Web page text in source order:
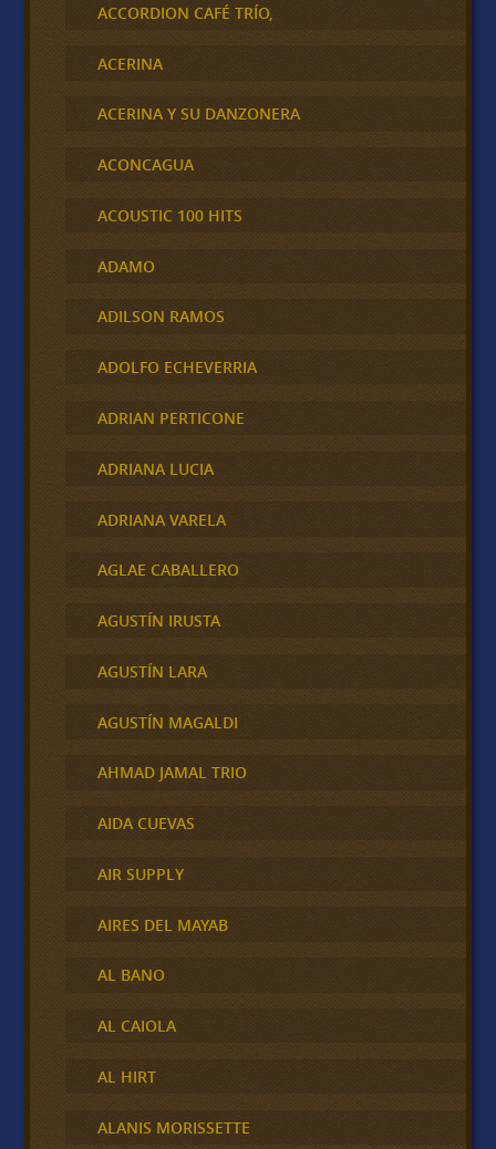
ACCORDION CAFÉ TRÍO,
ACERINA
ACERINA Y SU DANZONERA
ACONCAGUA
ACOUSTIC 100 HITS
ADAMO
ADILSON RAMOS
ADOLFO ECHEVERRIA
ADRIAN PERTICONE
ADRIANA LUCIA
ADRIANA VARELA
AGLAE CABALLERO
AGUSTÍN IRUSTA
AGUSTÍN LARA
AGUSTÍN MAGALDI
AHMAD JAMAL TRIO
AIDA CUEVAS
AIR SUPPLY
AIRES DEL MAYAB
AL BANO
AL CAIOLA
AL HIRT
ALANIS MORISSETTE